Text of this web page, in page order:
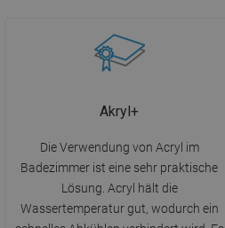
Akryl+
Die Verwendung von Acryl im
Badezimmer ist eine sehr praktische
Lösung. Acryl hält die
Wassertemperatur gut, wodurch ein